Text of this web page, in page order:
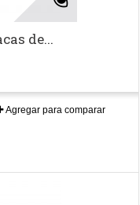
de...
Agregar para comparar